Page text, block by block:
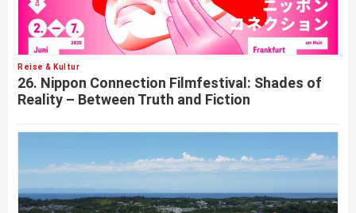
Reise & Kultur
26. Nippon Connection Filmfestival: Shades of
Reality – Between Truth and Fiction